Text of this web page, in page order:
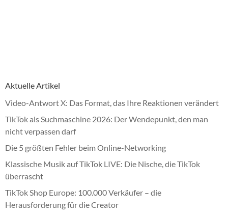
Aktuelle Artikel
Video-Antwort X: Das Format, das Ihre Reaktionen verändert
TikTok als Suchmaschine 2026: Der Wendepunkt, den man
nicht verpassen darf
Die 5 größten Fehler beim Online-Networking
Klassische Musik auf TikTok LIVE: Die Nische, die TikTok
überrascht
TikTok Shop Europe: 100.000 Verkäufer – die
Herausforderung für die Creator